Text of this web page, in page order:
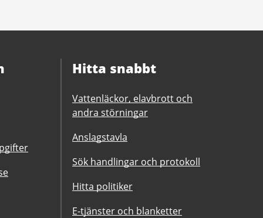
Hitta snabbt
Vattenläckor, elavbrott och
andra störningar
Anslagstavla
Sök handlingar och protokoll
Hitta politiker
E-tjänster och blanketter